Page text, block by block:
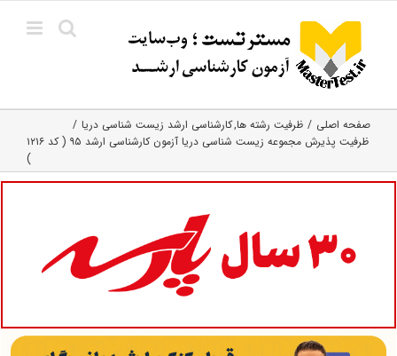
content
صفحه اصلی ظرفیت رشته ها کارشناسی ارشد زیست‌ شناسی دریا
ظرفیت پذیرش مجموعه زیست شناسی دریا آزمون کارشناسی ارشد ۹۵ ( کد ۱۲۱۶
)